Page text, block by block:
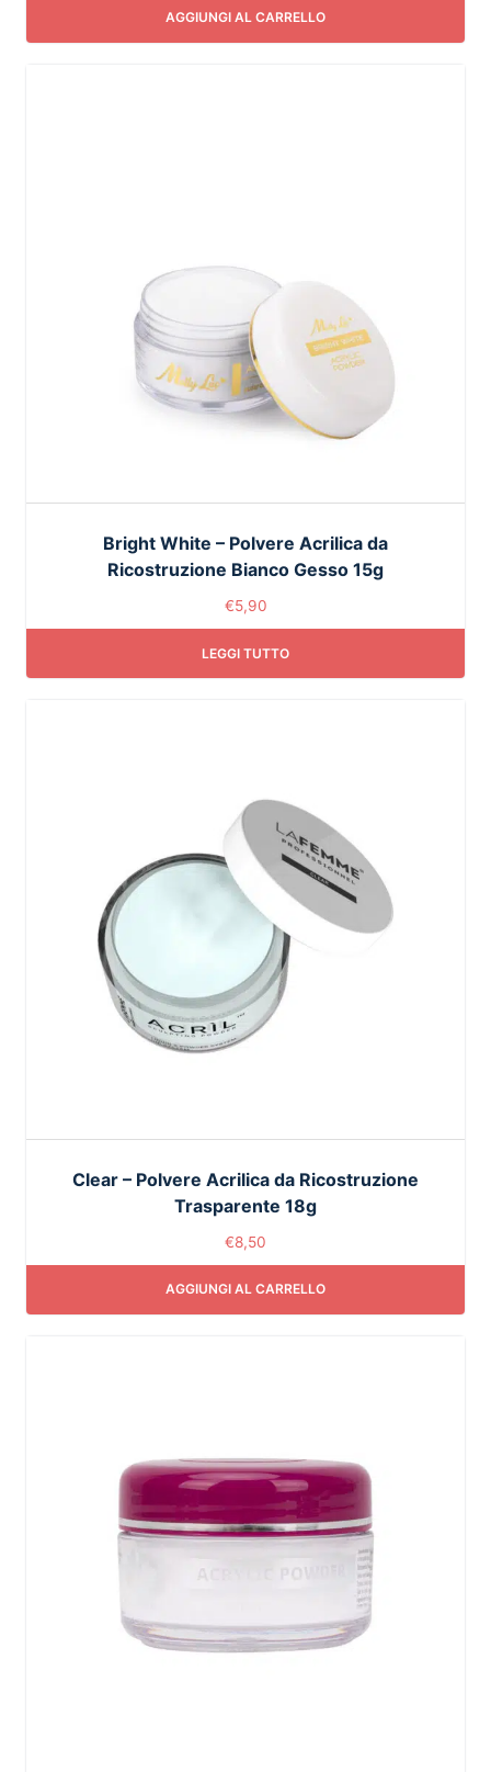
AGGIUNGI AL CARRELLO
Bright White – Polvere Acrilica da
Ricostruzione Bianco Gesso 15g
€5,90
LEGGI TUTTO
Clear – Polvere Acrilica da Ricostruzione
Trasparente 18g
€8,50
AGGIUNGI AL CARRELLO